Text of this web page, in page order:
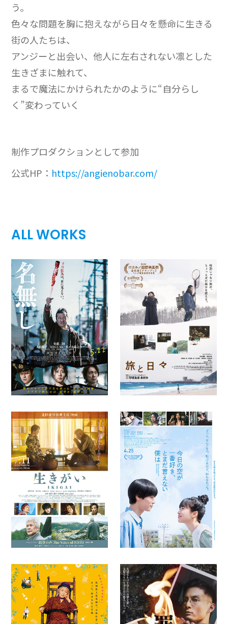
う。
色々な問題を胸に抱えながら日々を懸命に生きる
街の人たちは、
アンジーと出会い、他人に左右されない凛とした
生きざまに触れて、
まるで魔法にかけられたかのように“自分らし
く”変わっていく
制作プロダクションとして参加
公式HP： https://angienobar.com/
ALL WORKS